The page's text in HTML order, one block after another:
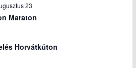
23
Maraton
Horvátkúton